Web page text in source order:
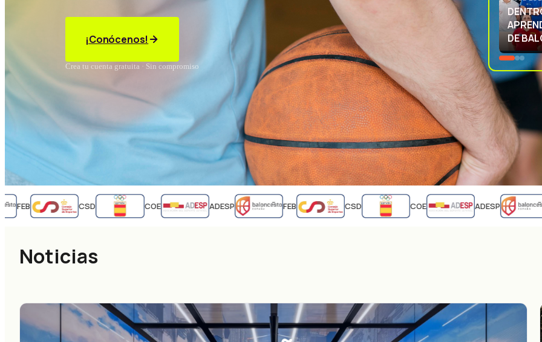
¡Conócenos!
Crea tu cuenta gratuita · Sin compromiso
3 JUL
LA
FEB CSD COE ADESP FEB CSD COE ADESP
Noticias